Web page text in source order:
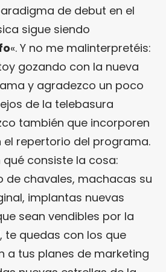
de debut en el
sigue siendo
«. Y no me malinterpretéis:
gozando con la nueva
y agradezco un poco
de la telebasura
también que incorporen
el repertorio del programa.
qué consiste la cosa:
de chavales, machacas su
implantas nuevas
sean vendibles por la
te quedas con los que
a tus planes de marketing